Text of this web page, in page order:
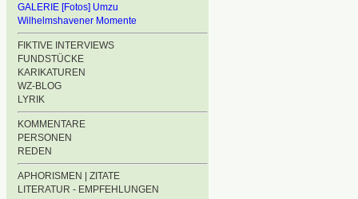
GALERIE [Fotos] Umzu
Wilhelmshavener Momente
FIKTIVE INTERVIEWS
FUNDSTÜCKE
KARIKATUREN
WZ-BLOG
LYRIK
KOMMENTARE
PERSONEN
REDEN
APHORISMEN | ZITATE
LITERATUR - EMPFEHLUNGEN